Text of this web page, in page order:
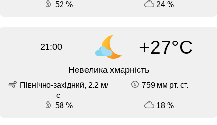
52 %
24 %
21:00 +27°C
Невелика хмарність
Північно-західний, 2.2 м/
с
759 мм рт. ст.
58 % 18 %